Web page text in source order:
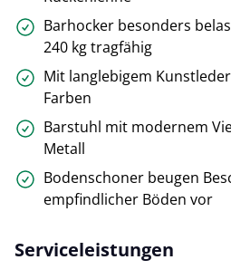
Barhocker besonders
240 kg tragfähig
Mit langlebigem
Farben
Barstuhl mit modernem
Metall
Bodenschoner beugen
empfindlicher Böden vor
Serviceleistungen